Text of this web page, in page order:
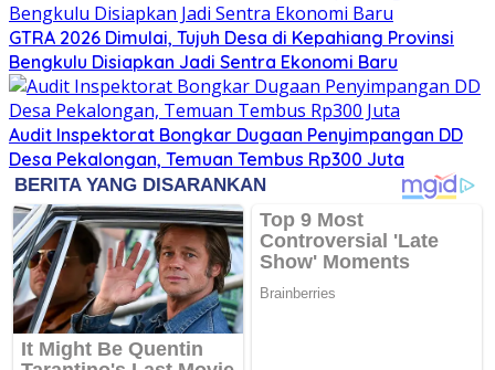
GTRA 2026 Dimulai, Tujuh Desa di Kepahiang Provinsi
Bengkulu Disiapkan Jadi Sentra Ekonomi Baru
Audit Inspektorat Bongkar Dugaan Penyimpangan DD
Desa Pekalongan, Temuan Tembus Rp300 Juta